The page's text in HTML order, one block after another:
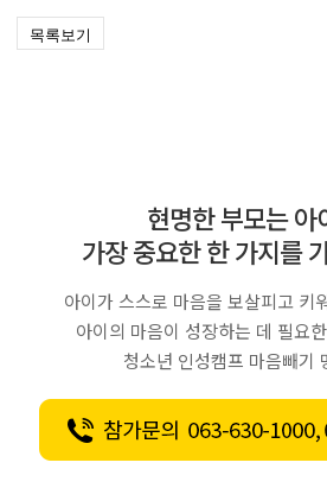
목록보기
현명한 부모는 아
가장 중요한 한 가지를
아이가 스스로 마음을 보살피고 키
아이의 마음이 성장하는 데 필요
청소년 인성캠프 마음빼기